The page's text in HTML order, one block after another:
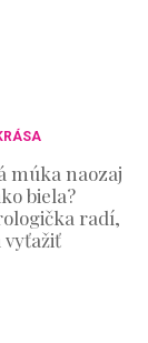
múka naozaj
biela?
radí,
vyťažiť